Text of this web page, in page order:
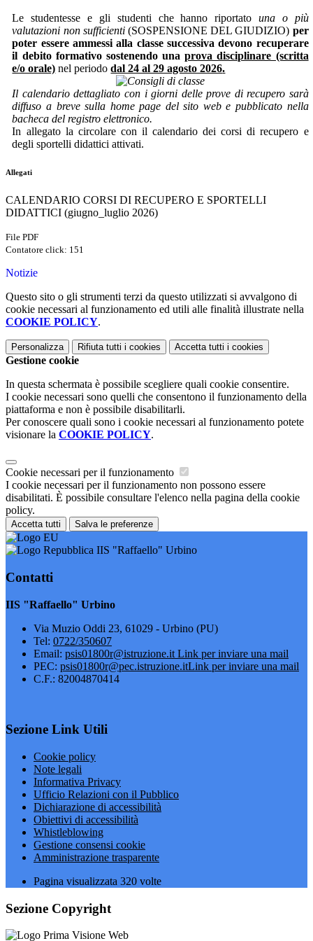
Le studentesse e gli studenti che hanno riportato una o più
valutazioni non sufficienti(SOSPENSIONE DEL GIUDIZIO) per
poter essere ammessi alla classe successiva devono recuperare
il debito formativo sostenendo unaprova disciplinare (scritta
e/o orale) nel periododal 24 al 29 agosto 2026.
Il calendario dettagliato con i giorni delle prove di recupero sarà
diffuso a breve sulla home page del sito web e pubblicato nella
bacheca del registro elettronico.
In allegato la circolare con il calendario dei corsi di recupero e
degli sportelli didattici attivati.
Allegati
CALENDARIO CORSI DI RECUPERO E SPORTELLI
DIDATTICI (giugno_luglio 2026)
File PDF
Contatore click: 151
Notizie
Questo sito o gli strumenti terzi da questo utilizzati si avvalgono di
cookie necessari al funzionamento ed utili alle finalità illustrate nella
COOKIE POLICY.
Personalizza Rifiuta tutti i cookies Accetta tutti i cookies
Gestione cookie
In questa schermata è possibile scegliere quali cookie consentire.
I cookie necessari sono quelli che consentono il funzionamento della
piattaforma e non è possibile disabilitarli.
Per conoscere quali sono i cookie necessari al funzionamento potete
visionare la COOKIE POLICY.
Cookie necessari per il funzionamento
I cookie necessari per il funzionamento non possono essere
disabilitati. È possibile consultare l'elenco nella pagina della cookie
policy.
Accetta tutti Salva le preferenze
IIS "Raffaello" Urbino
Contatti
IIS "Raffaello" Urbino
Via Muzio Oddi 23, 61029 - Urbino (PU)
Tel: 0722/350607
Email: psis01800r@istruzione.it Link per inviare una mail
PEC: psis01800r@pec.istruzione.itLink per inviare una mail
C.F.: 82004870414
Sezione Link Utili
Cookie policy
Note legali
Informativa Privacy
Ufficio Relazioni con il Pubblico
Dichiarazione di accessibilità
Obiettivi di accessibilità
Whistleblowing
Gestione consensi cookie
Amministrazione trasparente
Pagina visualizzata 320 volte
Sezione Copyright